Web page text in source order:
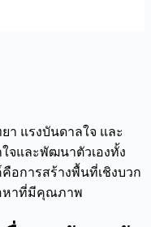
า แรงบันดาลใจ และ
จและพัฒนาตัวเองทั้ง
อการสร้างพื้นที่เชิงบวก
หาที่มีคุณภาพ